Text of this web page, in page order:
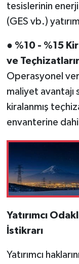
tesislerinin enerji
(GES vb.)
● %10 - %15
ve
Operasyonel
maliyet avantajı
kiralanmış
envanterine
Yatırımcı
İstikrarı
Yatırımcı